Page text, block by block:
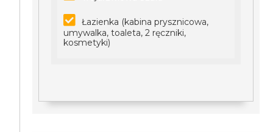
Łazienka (kabina prysznicowa,
umywalka, toaleta, 2 ręczniki,
kosmetyki)